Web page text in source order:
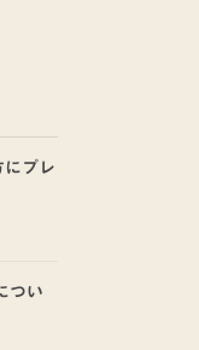
にプレ
つい